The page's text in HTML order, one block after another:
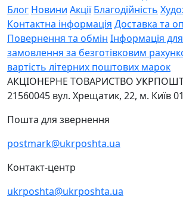
Блог Новини Акції Благодійність
Контактна інформація Доставка та
Повернення та обмін Інформація
замовлення за безготівковим
вартість літерних поштових марок
АКЦІОНЕРНЕ ТОВАРИСТВО
21560045 вул. Хрещатик, 22, м. Київ
Пошта для звернення
postmark@ukrposhta.ua
Контакт-центр
ukrposhta@ukrposhta.ua